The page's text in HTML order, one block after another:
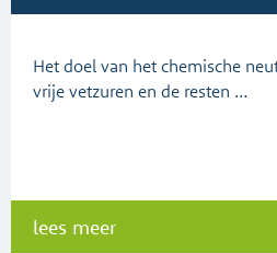
Het doel van het chemische
vrije vetzuren en de resten …
lees meer